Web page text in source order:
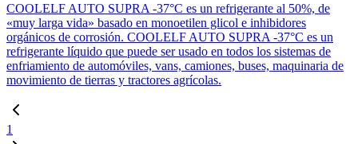
COOLELF AUTO SUPRA -37°C es un refrigerante al 50%, de
«muy larga vida» basado en monoetilen glicol e inhibidores
orgánicos de corrosión. COOLELF AUTO SUPRA -37°C es un
refrigerante líquido que puede ser usado en todos los sistemas de
enfriamiento de automóviles, vans, camiones, buses, maquinaria de
movimiento de tierras y tractores agrícolas.
1